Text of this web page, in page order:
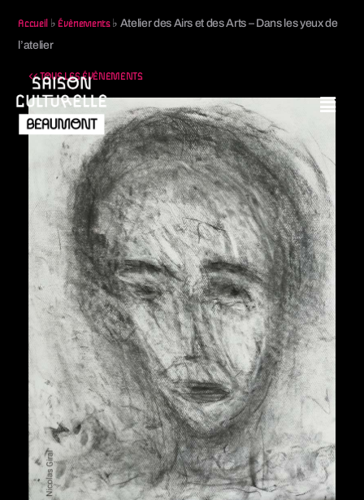
Accueil ♭ Évènements♭ Atelier des Airs et des Arts – Dans les yeux de
l’atelier
<< TOUS LES ÉVÈNEMENTS